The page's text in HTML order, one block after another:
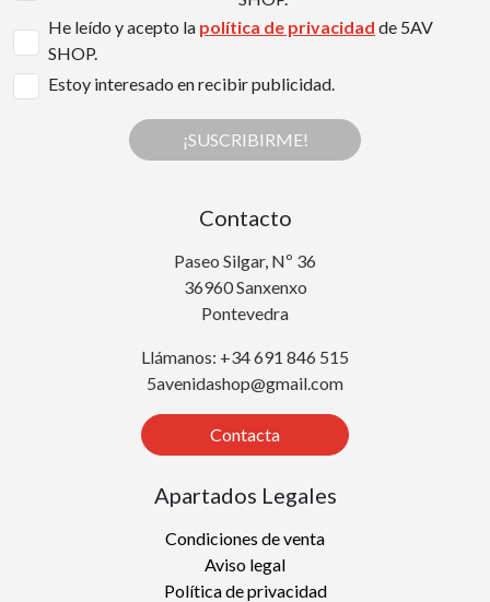
He leído y acepto la política de privacidad de 5AV
SHOP.
Estoy interesado en recibir publicidad.
¡SUSCRIBIRME!
Contacto
Paseo Silgar, Nº 36
36960 Sanxenxo
Pontevedra
Llámanos: +34 691 846 515
5avenidashop@gmail.com
Contacta
Apartados Legales
Condiciones de venta
Aviso legal
Política de privacidad